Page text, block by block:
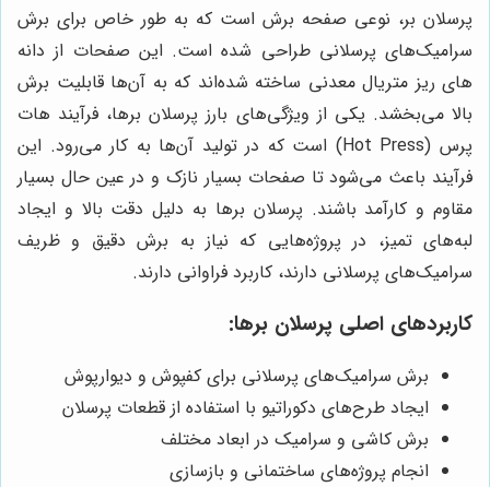
پرسلان بر، نوعی صفحه برش است که به طور خاص برای برش
سرامیک‌های پرسلانی طراحی شده است. این صفحات از دانه
های ریز متریال معدنی ساخته شده‌اند که به آن‌ها قابلیت برش
بالا می‌بخشد. یکی از ویژگی‌های بارز پرسلان برها، فرآیند هات
پرس (Hot Press) است که در تولید آن‌ها به کار می‌رود. این
فرآیند باعث می‌شود تا صفحات بسیار نازک و در عین حال بسیار
مقاوم و کارآمد باشند. پرسلان برها به دلیل دقت بالا و ایجاد
لبه‌های تمیز، در پروژه‌هایی که نیاز به برش دقیق و ظریف
سرامیک‌های پرسلانی دارند، کاربرد فراوانی دارند.
کاربردهای اصلی پرسلان برها:
برش سرامیک‌های پرسلانی برای کفپوش و دیوارپوش
ایجاد طرح‌های دکوراتیو با استفاده از قطعات پرسلان
برش کاشی و سرامیک در ابعاد مختلف
انجام پروژه‌های ساختمانی و بازسازی